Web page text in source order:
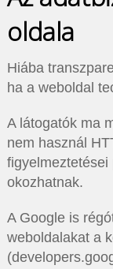
oldala
Hiába
ha a weboldal
A látogatók ma
nem használ
okozhatnak.
A Google is
weboldalakat a